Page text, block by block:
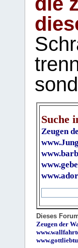
Suche
Zeugen
Dieses
Zeugen der